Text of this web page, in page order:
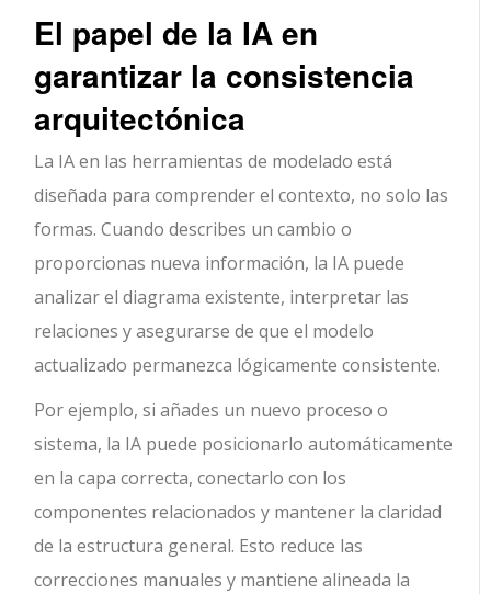
El papel de la IA en
garantizar la consistencia
arquitectónica
La IA en las herramientas de modelado está
diseñada para comprender el contexto, no solo las
formas. Cuando describes un cambio o
proporcionas nueva información, la IA puede
analizar el diagrama existente, interpretar las
relaciones y asegurarse de que el modelo
actualizado permanezca lógicamente consistente.
Por ejemplo, si añades un nuevo proceso o
sistema, la IA puede posicionarlo automáticamente
en la capa correcta, conectarlo con los
componentes relacionados y mantener la claridad
de la estructura general. Esto reduce las
correcciones manuales y mantiene alineada la